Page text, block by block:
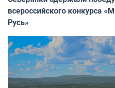
всероссийского конкурса
Русь»